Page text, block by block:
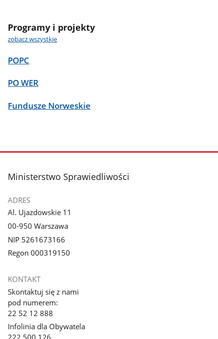
Programy i projekty
zobacz wszystkie
POPC
PO WER
Fundusze Norweskie
stopka
Ministerstwo Sprawiedliwości
ADRES
Al. Ujazdowskie 11
00-950 Warszawa
NIP 5261673166
Regon 000319150
KONTAKT
Skontaktuj się z nami
pod numerem:
22 52 12 888
Infolinia dla Obywatela